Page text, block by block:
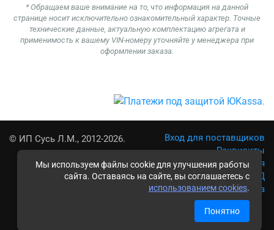
Мы используем файлы cookie для улучшения работы
сайта. Оставаясь на сайте, вы соглашаетесь с
использованием cookies.
Понятно
* Обращаем ваше внимание на то, что информация на данной
странице носит исключительно ознакомительный характер. Точные
технические данные, актуальную комплектацию агрегата и
применимость к вашему VIN-номеру уточняйте у менеджера при
оформлении заказа.
© ИП Сусь Л.М., 2012-2026.
Вход для поставщиков
Реквизиты
Условия использования
Политика обработки ПД
Карта сайта